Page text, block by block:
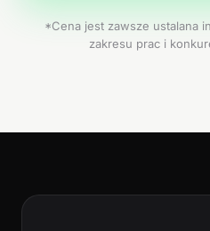
*Cena jest zawsze ustalana
zakresu prac i